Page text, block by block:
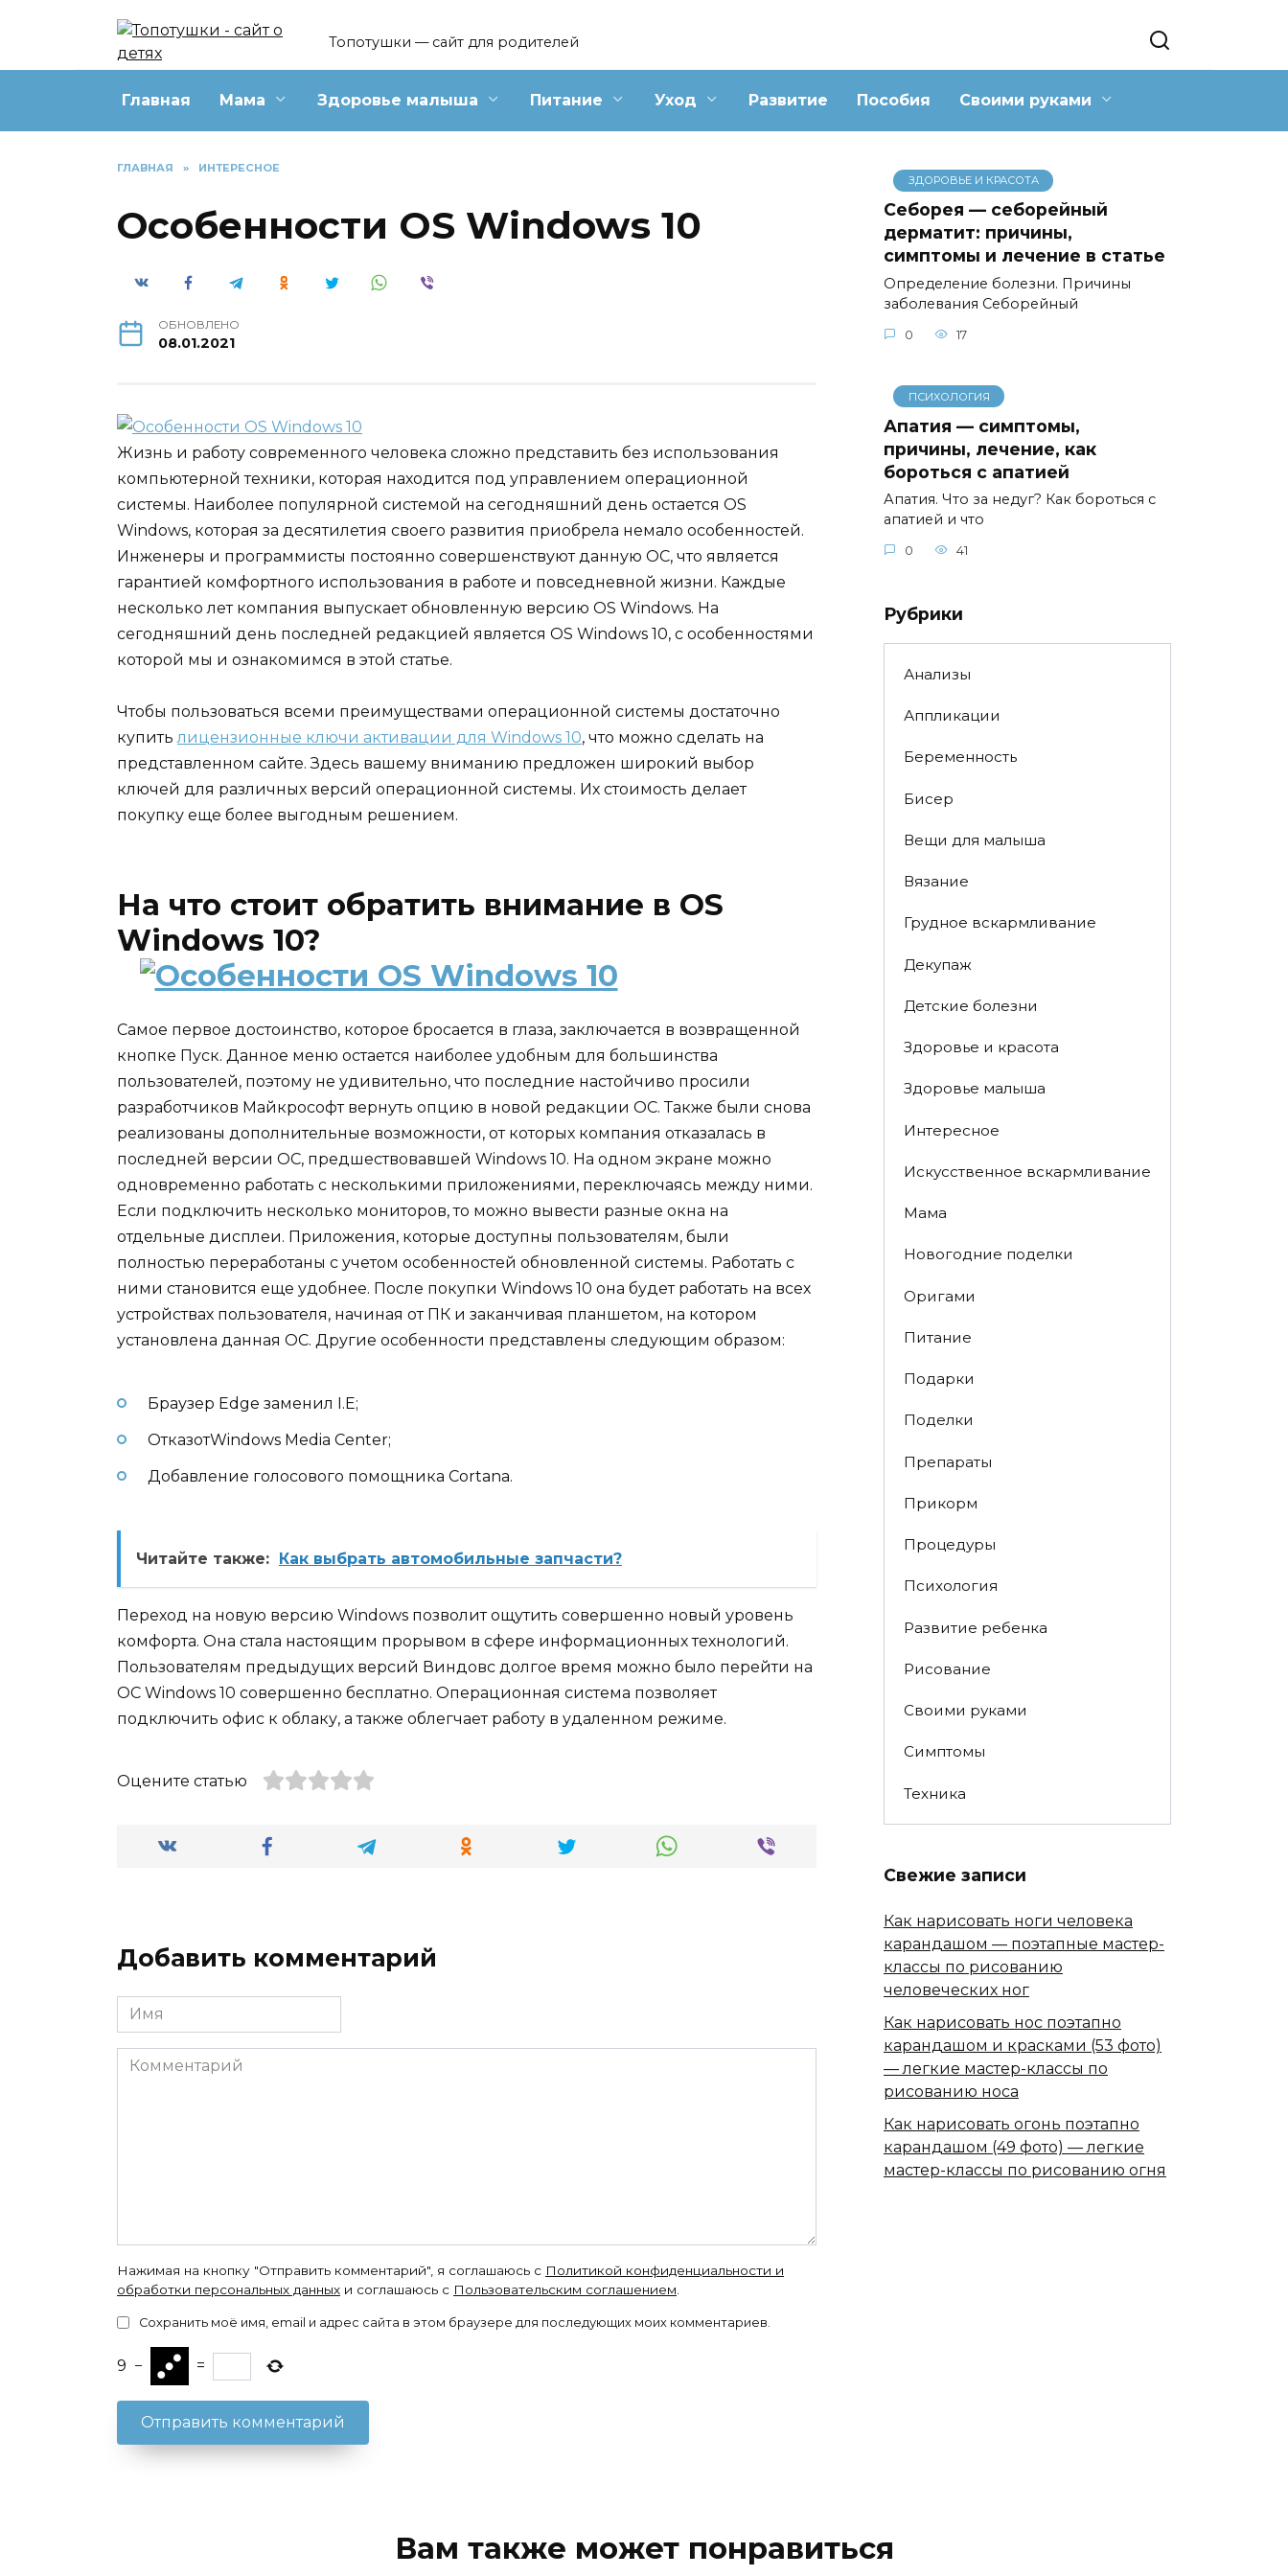
Топотушки — сайт для родителей
Главная Мама Здоровье малыша Питание Уход Развитие Пособия Своими руками
ГЛАВНАЯ » ИНТЕРЕСНОЕ
Особенности OS Windows 10
ОБНОВЛЕНО
08.01.2021
Жизнь и работу современного человека сложно представить без использования
компьютерной техники, которая находится под управлением операционной
системы. Наиболее популярной системой на сегодняшний день остается OS
Windows, которая за десятилетия своего развития приобрела немало особенностей.
Инженеры и программисты постоянно совершенствуют данную ОС, что является
гарантией комфортного использования в работе и повседневной жизни. Каждые
несколько лет компания выпускает обновленную версию OS Windows. На
сегодняшний день последней редакцией является OS Windows 10, с особенностями
которой мы и ознакомимся в этой статье.
Чтобы пользоваться всеми преимуществами операционной системы достаточно
купитьлицензионные ключи активации для Windows 10, что можно сделать на
представленном сайте. Здесь вашему вниманию предложен широкий выбор
ключей для различных версий операционной системы. Их стоимость делает
покупку еще более выгодным решением.
На что стоит обратить внимание в OS
Windows 10?
Самое первое достоинство, которое бросается в глаза, заключается в возвращенной
кнопке Пуск. Данное меню остается наиболее удобным для большинства
пользователей, поэтому не удивительно, что последние настойчиво просили
разработчиков Майкрософт вернуть опцию в новой редакции ОС. Также были снова
реализованы дополнительные возможности, от которых компания отказалась в
последней версии ОС, предшествовавшей Windows 10. На одном экране можно
одновременно работать с несколькими приложениями, переключаясь между ними.
Если подключить несколько мониторов, то можно вывести разные окна на
отдельные дисплеи. Приложения, которые доступны пользователям, были
полностью переработаны с учетом особенностей обновленной системы. Работать с
ними становится еще удобнее. После покупки Windows 10 она будет работать на всех
устройствах пользователя, начиная от ПК и заканчивая планшетом, на котором
установлена данная ОС. Другие особенности представлены следующим образом:
Браузер Edge заменил I.E;
ОтказотWindows Media Center;
Добавление голосового помощника Cortana.
Читайте также: Как выбрать автомобильные запчасти?
Переход на новую версию Windows позволит ощутить совершенно новый уровень
комфорта. Она стала настоящим прорывом в сфере информационных технологий.
Пользователям предыдущих версий Виндовс долгое время можно было перейти на
ОС Windows 10 совершенно бесплатно. Операционная система позволяет
подключить офис к облаку, а также облегчает работу в удаленном режиме.
Оцените статью
Добавить комментарий
Имя
Комментарий
Нажимая на кнопку "Отправить комментарий", я соглашаюсь с Политикой конфиденциальности и
обработки персональных данных и соглашаюсь с Пользовательским соглашением.
Сохранить моё имя, email и адрес сайта в этом браузере для последующих моих комментариев.
9 − =
ЗДОРОВЬЕ И КРАСОТА
Себорея — себорейный
дерматит: причины,
симптомы и лечение в статье
Определение болезни. Причины
заболевания Себорейный
0 17
ПСИХОЛОГИЯ
Апатия — симптомы,
причины, лечение, как
бороться с апатией
Апатия. Что за недуг? Как бороться с
апатией и что
0 41
Рубрики
Анализы
Аппликации
Беременность
Бисер
Вещи для малыша
Вязание
Грудное вскармливание
Декупаж
Детские болезни
Здоровье и красота
Здоровье малыша
Интересное
Искусственное вскармливание
Мама
Новогодние поделки
Оригами
Питание
Подарки
Поделки
Препараты
Прикорм
Процедуры
Психология
Развитие ребенка
Рисование
Своими руками
Симптомы
Техника
Свежие записи
Как нарисовать ноги человека
карандашом — поэтапные мастер-
классы по рисованию
человеческих ног
Как нарисовать нос поэтапно
карандашом и красками (53 фото)
— легкие мастер-классы по
рисованию носа
Как нарисовать огонь поэтапно
карандашом (49 фото) — легкие
мастер-классы по рисованию огня
Вам также может понравиться